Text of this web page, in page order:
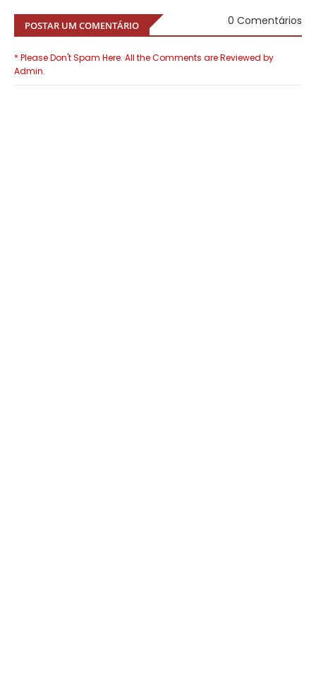
POSTAR UM COMENTÁRIO 0 Comentários
* Please Don't Spam Here. All the Comments are Reviewed by
Admin.